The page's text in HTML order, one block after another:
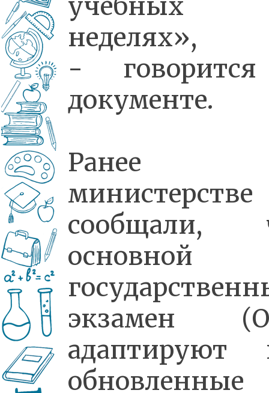
неделях»,
-
документе.
Ранее
министерстве
сообщали,
основной
экзамен
адаптируют
обновленные